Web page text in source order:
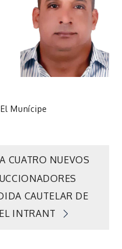
El Munícipe
CUATRO NUEVOS
CAUTELAR DE
INTRANT